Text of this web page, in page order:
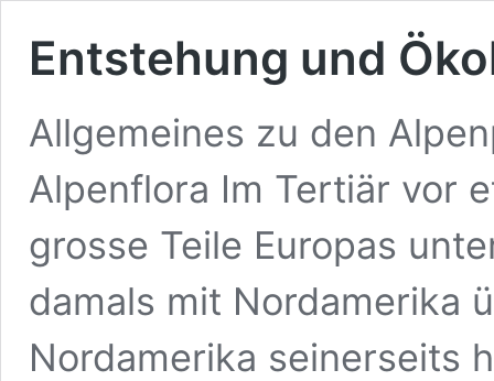
Entstehung und
Allgemeines zu den
Alpenflora Im Tertiär vor
grosse Teile Europas
damals mit Nordamerika
Nordamerika seinerseits